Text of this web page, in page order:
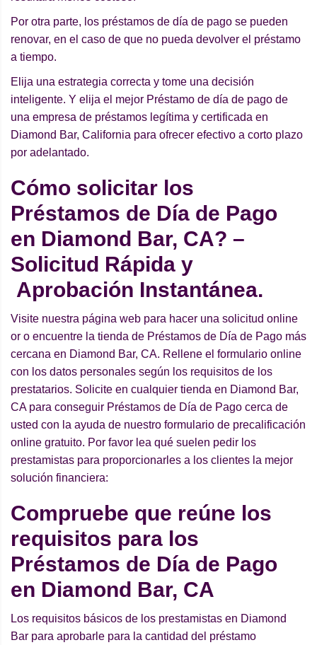
Por otra parte, los préstamos de día de pago se pueden
renovar, en el caso de que no pueda devolver el préstamo
a tiempo.
Elija una estrategia correcta y tome una decisión
inteligente. Y elija el mejor Préstamo de día de pago de
una empresa de préstamos legítima y certificada en
Diamond Bar, California para ofrecer efectivo a corto plazo
por adelantado.
Cómo solicitar los
Préstamos de Día de Pago
en Diamond Bar, CA? –
Solicitud Rápida y
Aprobación Instantánea.
Visite nuestra página web para hacer una solicitud online
or o encuentre la tienda de Préstamos de Día de Pago más
cercana en Diamond Bar, CA. Rellene el formulario online
con los datos personales según los requisitos de los
prestatarios. Solicite en cualquier tienda en Diamond Bar,
CA para conseguir Préstamos de Día de Pago cerca de
usted con la ayuda de nuestro formulario de precalificación
online gratuito. Por favor lea qué suelen pedir los
prestamistas para proporcionarles a los clientes la mejor
solución financiera:
Compruebe que reúne los
requisitos para los
Préstamos de Día de Pago
en Diamond Bar, CA
Los requisitos básicos de los prestamistas en Diamond
Bar para aprobarle para la cantidad del préstamo